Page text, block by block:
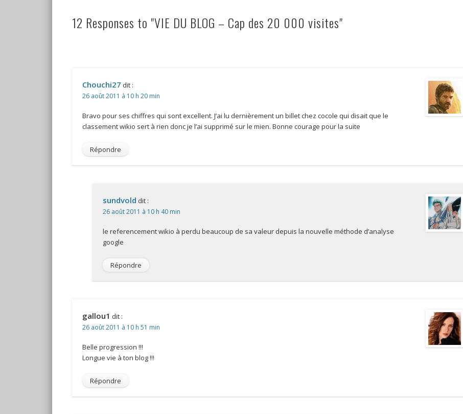
12 Responses to "VIE DU BLOG – Cap des 20 000 visites"
Chouchi27 dit :
26 août 2011 à 10 h 20 min
Bravo pour ses chiffres qui sont excellent. J’ai lu dernièrement un billet chez cocole qui disait que le
classement wikio sert à rien donc je l’ai supprimé sur le mien. Bonne courage pour la suite
Répondre
sundvold dit :
26 août 2011 à 10 h 40 min
le referencement wikio à perdu beaucoup de sa valeur depuis la nouvelle méthode d’analyse
google
Répondre
gallou1 dit :
26 août 2011 à 10 h 51 min
Belle progression !!!
Longue vie à ton blog !!!
Répondre